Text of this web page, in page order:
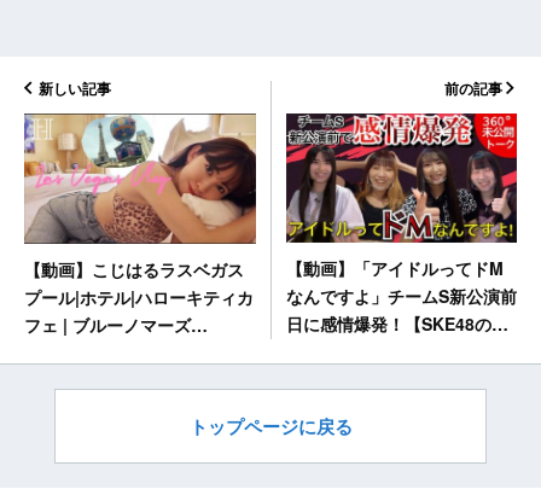
新しい記事
【動画】こじはるラスベガス
プール|ホテル|ハローキティカ
フェ | ブルーノマーズ
前の記事
【動画】「アイドルってドM
なんですよ」チームS新公演前
日に感情爆発！【SKE48の未
トップページに戻る